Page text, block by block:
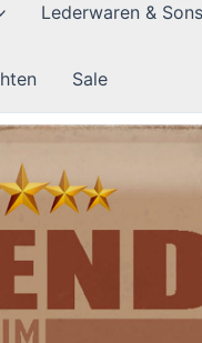
Lederwaren &
Sale